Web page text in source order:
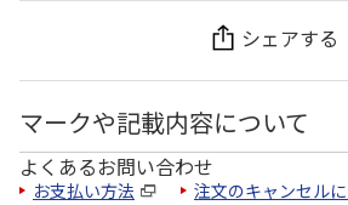
シェアする
マークや記載内容について
よくあるお問い合わせ
お支払い方法 注文のキャンセル